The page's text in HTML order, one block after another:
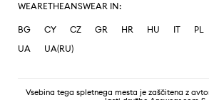
WEARETHEANSWEAR IN:
BG CY CZ GR HR HU IT PL
UA
UA(RU)
Vsebina tega spletnega mesta je zaščitena z